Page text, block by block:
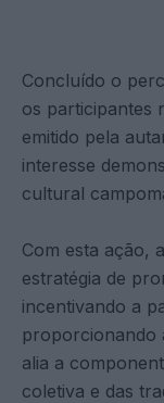
Concluído o
os participantes
emitido pela
interesse
cultural
Com esta ação,
estratégia de
incentivando a
proporcionando
alia a
coletiva e das